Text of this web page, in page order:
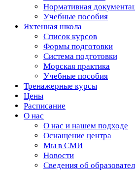
Нормативная
Учебные пособия
Яхтенная школа
Список курсов
Формы подготовки
Cистема подготовки
Морская практика
Учебные пособия
Тренажерные курсы
Цены
Расписание
О нас
О нас и нашем подходе
Оснащение центра
Мы в СМИ
Новости
Сведения об